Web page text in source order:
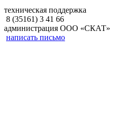
техническая поддержка
8 (35161) 3 41 66
администрация ООО «СКАТ»
написать письмо